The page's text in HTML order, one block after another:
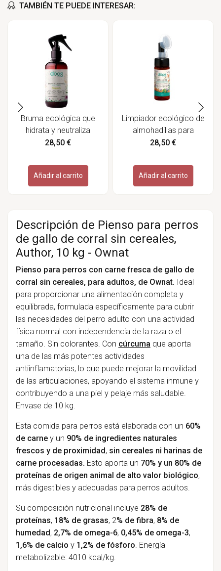
TAMBIÉN TE PUEDE INTERESAR:
Bruma ecológica que
hidrata y neutraliza
olores en mascotas -
28,50 €
Añadir al carrito
Limpiador ecológico de
almohadillas para
mascotas - The Doog
28,50 €
Añadir al carrito
Descripción de Pienso para perros
de gallo de corral sin cereales,
Author, 10 kg - Ownat
Pienso para perros con carne fresca de gallo de
corral sin cereales, para adultos, de Ownat. Ideal
para proporcionar una alimentación completa y
equilibrada, formulada específicamente para cubrir
las necesidades del perro adulto con una actividad
física normal con independencia de la raza o el
tamaño. Sin colorantes. Con cúrcuma que aporta
una de las más potentes actividades
antiinflamatorias, lo que puede mejorar la movilidad
de las articulaciones, apoyando el sistema inmune y
contribuyendo a una piel y pelaje más saludable.
Envase de 10 kg.
Esta comida para perros está elaborada con un 60%
de carney un 90% de ingredientes naturales
frescos y de proximidad, sin cereales ni harinas de
carne procesadas. Esto aporta un 70% y un 80% de
proteínas de origen animal de alto valor biológico,
más digestibles y adecuadas para perros adultos.
Su composición nutricional incluye 28% de
proteínas, 18% de grasas, 2% de fibra, 8% de
humedad, 2,7% de omega-6, 0,45% de omega-3,
1,6% de calcio y 1,2% de fósforo. Energía
metabolizable: 4010 kcal/kg.